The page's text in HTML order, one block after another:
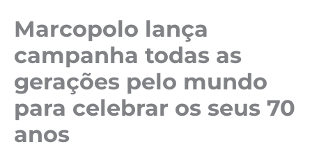
Marcopolo lança
campanha todas as
gerações pelo mundo
para celebrar os seus 70
anos
a